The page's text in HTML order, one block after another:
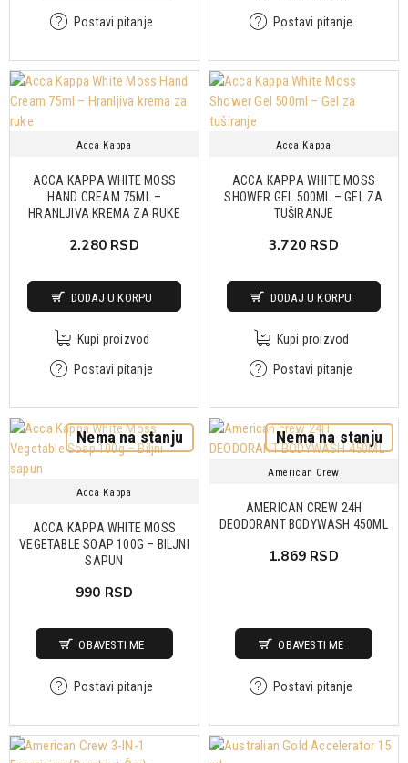
Postavi pitanje Postavi pitanje
Acca Kappa
ACCA KAPPA WHITE MOSS
HAND CREAM 75ML –
HRANLJIVA KREMA ZA RUKE
2.280 RSD
DODAJ U KORPU
Kupi proizvod
Postavi pitanje
Acca Kappa
ACCA KAPPA WHITE MOSS
SHOWER GEL 500ML – GEL ZA
TUŠIRANJE
3.720 RSD
DODAJ U KORPU
Kupi proizvod
Postavi pitanje
Nema na stanju
Acca Kappa
ACCA KAPPA WHITE MOSS
VEGETABLE SOAP 100G – BILJNI
SAPUN
990 RSD
OBAVESTI ME
Postavi pitanje
Nema na stanju
American Crew
AMERICAN CREW 24H
DEODORANT BODYWASH 450ML
1.869 RSD
OBAVESTI ME
Postavi pitanje